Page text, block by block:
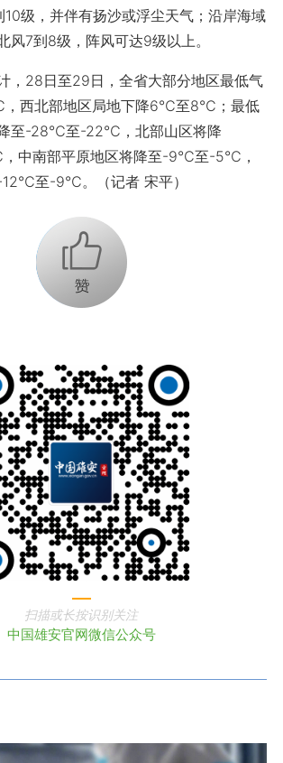
级，并伴有扬沙或浮尘天气；沿岸海域
风7到8级，阵风可达9级以上。
28日至29日，全省大部分地区最低气
西北部地区局地下降6℃至8℃；最低
至-28℃至-22℃，北部山区将降
中南部平原地区将降至-9℃至-5℃，
12℃至-9℃。（记者 宋平）
+1
扫描或长按识别关注
中国雄安官网微信公众号